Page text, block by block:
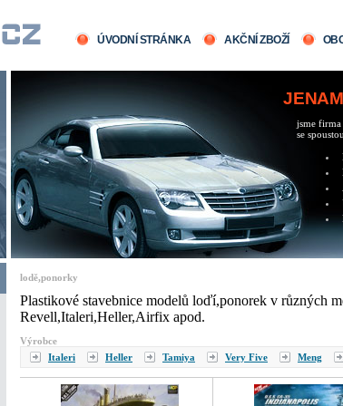
ÚVODNÍ STRÁNKA AKČNÍ ZBOŽÍ
jsme
se
lodě,ponorky
Plastikové stavebnice modelů loďí,ponorek v různých
Revell,Italeri,Heller,Airfix apod.
Výrobce
Italeri
Heller Tamiya Very Five Meng